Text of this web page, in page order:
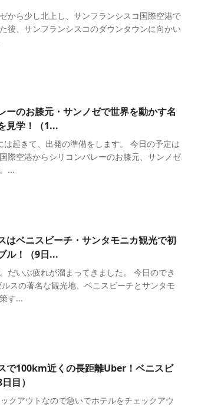
から少し北上し、サンフランシスコ国際空港で
後、サンフランシスコのダウンタウンに向かい
ーのお膝元・サンノゼで世界を動かす名
見学！（1...
は起きて、出発の準備をします。 今日の予定は
際空港からシリコンバレーのお膝元、サンノゼ
...
はベニスビーチ・サンタモニカ観光で初
ル！（9日...
だいぶ疲れが溜まってきました。 今日のでき
スの著名な観光地、ベニスビーチとサンタモ
す...
で100km近くの長距離Uber！ベニスビ
目）
クアウトなので急いでホテルをチェックアウ